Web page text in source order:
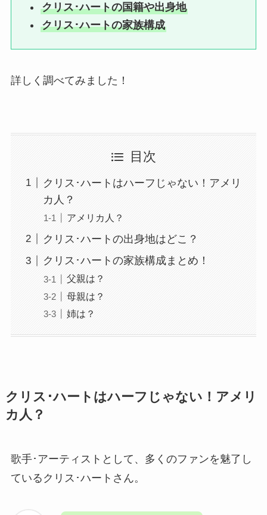
クリス･ハートの国籍や出身地
クリス･ハートの家族構成
詳しく調べてみました！
目次
クリス･ハートはハーフじゃない！アメリ
カ人？
アメリカ人？
クリス･ハートの出身地はどこ？
クリス･ハートの家族構成まとめ！
父親は？
母親は？
姉は？
クリス･ハートはハーフじゃない！アメリ
カ人？
歌手･アーティストとして、多くのファンを魅了し
ているクリス･ハートさん。